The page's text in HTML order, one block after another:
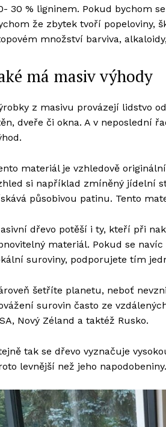
30 % ligninem. Pokud bychom
že zbytek tvoří popeloviny,
množství barviva,
má masiv výhody
z masivu provázejí lidstvo
dveře či okna. A v neposlední
materiál je vzhledově
si například zmíněný jídelní
působivou patinu. Tento
dřevo potěší i ty, kteří při
materiál. Pokud se
suroviny, podporujete tím
šetříte planetu, neboť
surovin často ze
Nový Zéland a taktéž Rusko.
tak se dřevo vyznačuje
levnější než jeho napodobeniny.